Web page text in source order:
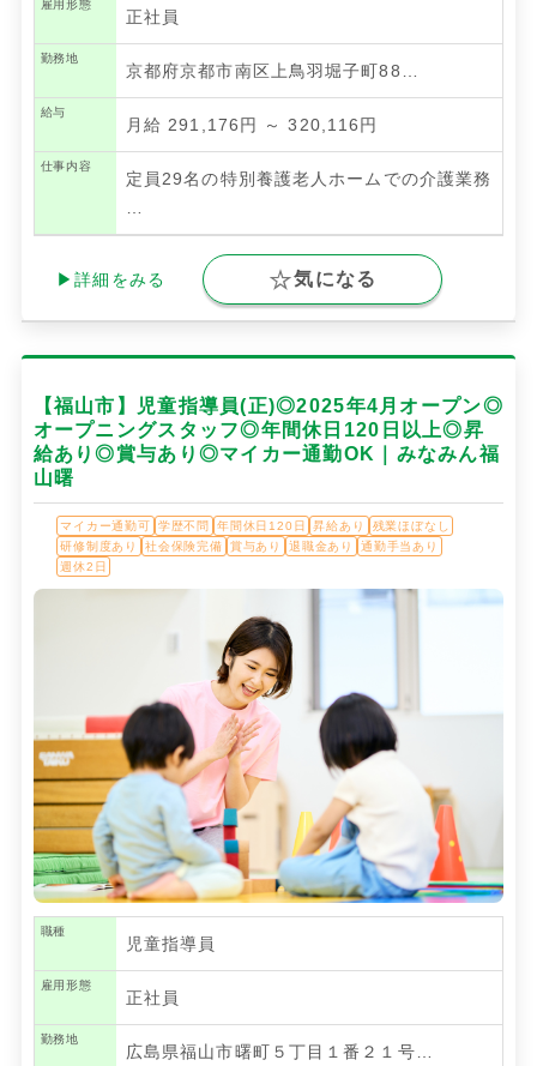
雇用形態
正社員
勤務地
京都府京都市南区上鳥羽堀子町88…
給与
月給 291,176円 ～ 320,116円
仕事内容
定員29名の特別養護老人ホームでの介護業務
…
▶詳細をみる 気になる
【福山市】児童指導員(正)◎2025年4月オープン◎
オープニングスタッフ◎年間休日120日以上◎昇
給あり◎賞与あり◎マイカー通勤OK｜みなみん福
山曙
マイカー通勤可 学歴不問 年間休日120日 昇給あり
残業ほぼなし
研修制度あり
社会保険完備 賞与あり 退職金あり
通勤手当あり
週休2日
職種
児童指導員
雇用形態
正社員
勤務地
広島県福山市曙町５丁目１番２１号…